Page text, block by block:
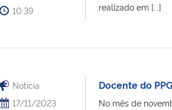
10:39
realizado em [...]
Notícia
17/11/2023
Docente do
No mês de